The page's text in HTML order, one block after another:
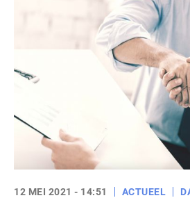
12 MEI 2021 - 14:51 ACTUEEL